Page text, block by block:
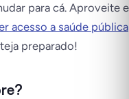
para cá. Aproveite e
acesso a saúde pública
preparado!